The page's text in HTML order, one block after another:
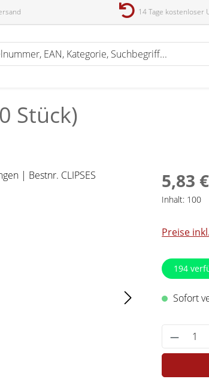
14 Tage kostenloser
Stück)
5,83
Inhalt: 100
Preise
194
Sofort